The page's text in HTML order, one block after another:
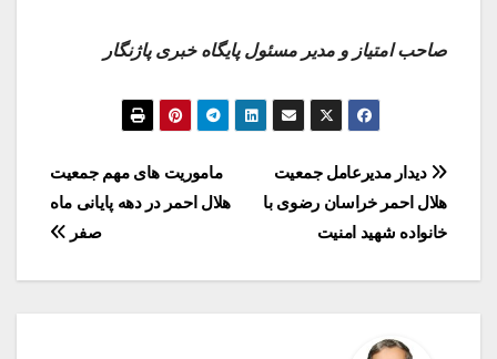
صاحب امتیاز و مدیر مسئول پایگاه خبری پاژنگار
راهبری
نوشته
ماموریت های مهم جمعیت
هلال احمر در دهه پایانی ماه
صفر
دیدار مدیرعامل جمعیت
هلال احمر خراسان رضوی با
خانواده شهید امنیت